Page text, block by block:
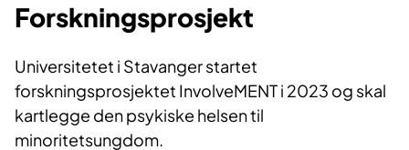
Forskningsprosjekt
Universitetet i Stavanger startet
forskningsprosjektet InvolveMENT i 2023 og skal
kartlegge den psykiske helsen til
minoritetsungdom.